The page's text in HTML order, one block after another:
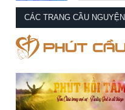
CÁC TRANG CẦU NGUYỆN